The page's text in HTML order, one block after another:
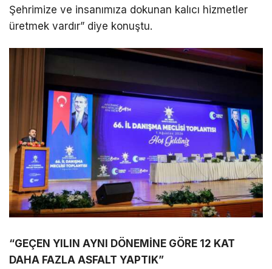
Şehrimize ve insanımıza dokunan kalıcı hizmetler
üretmek vardır” diye konuştu.
“GEÇEN YILIN AYNI DÖNEMİNE GÖRE 12 KAT
DAHA FAZLA ASFALT YAPTIK”